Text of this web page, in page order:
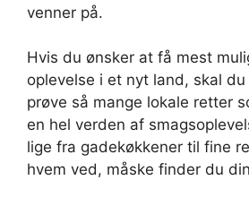
venner på.
Hvis du ønsker at få mest
oplevelse i et nyt land, skal
prøve så mange lokale retter
en hel verden af
lige fra gadekøkkener til fine
hvem ved, måske finder du